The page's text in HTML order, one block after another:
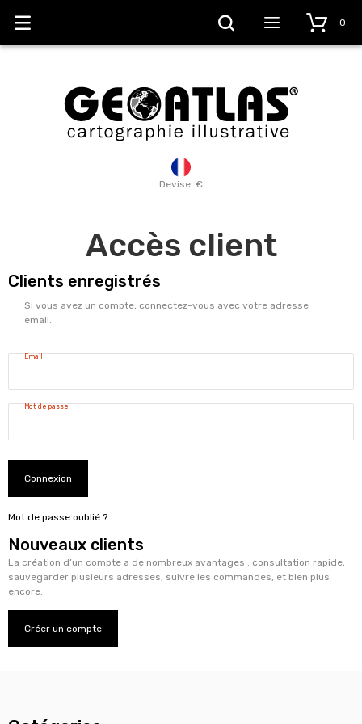
Devise: €
0
Accès client
Clients enregistrés
Si vous avez un compte, connectez-vous avec votre adresse
email.
Email
Mot de passe
Connexion
Mot de passe oublié ?
Nouveaux clients
La création d’un compte a de nombreux avantages : consultation rapide,
sauvegarder plusieurs adresses, suivre les commandes, et bien plus
encore.
Créer un compte